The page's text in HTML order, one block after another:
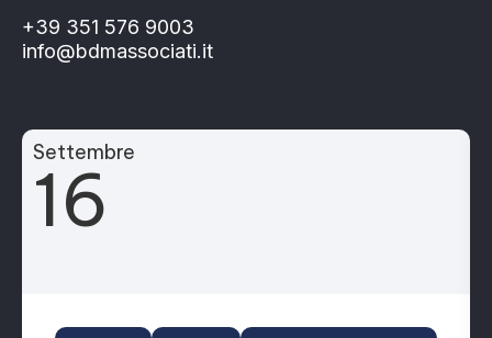
+39 351 576 9003
info@bdmassociati.it
Settembre
16